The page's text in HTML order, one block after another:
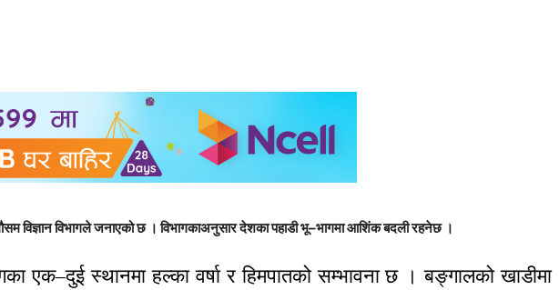
मौसम विज्ञान विभागले जनाएको छ । विभागकाअनुसार देशका पहाडी भू–भागमा आशिंक बदली रहनेछ ।
स्थानमा हल्का वर्षा र हिमपातको सम्भावना छ । बङ्गालको खाडीमा